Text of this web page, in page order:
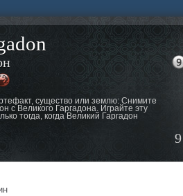
существо или землю: Снимите
с Великого Гаргадона. Играйте эту
тогда, когда Великий Гаргадон